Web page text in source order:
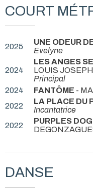
COURT
2025 UNE ODEUR
Evelyne
2024
LES ANGES
LOUIS
Principal
2024
FANTÔME -
2022
LA PLACE DU
Incantatrice
2022
PURPLES
DANSE